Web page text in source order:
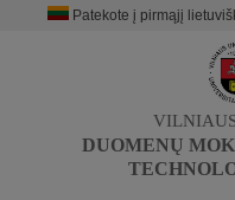
Patekote į pirmąjį
DUOMENŲ